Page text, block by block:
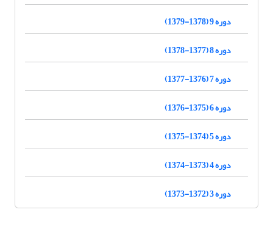
دوره 9 (1378-1379)
دوره 8 (1377-1378)
دوره 7 (1376-1377)
دوره 6 (1375-1376)
دوره 5 (1374-1375)
دوره 4 (1373-1374)
دوره 3 (1372-1373)